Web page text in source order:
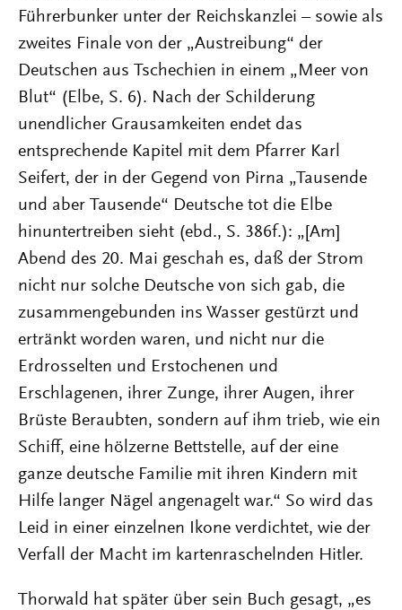
Führerbunker unter der Reichskanzlei – sowie als
zweites Finale von der „Austreibung“ der
Deutschen aus Tschechien in einem „Meer von
Blut“ (Elbe, S. 6). Nach der Schilderung
unendlicher Grausamkeiten endet das
entsprechende Kapitel mit dem Pfarrer Karl
Seifert, der in der Gegend von Pirna „Tausende
und aber Tausende“ Deutsche tot die Elbe
hinuntertreiben sieht (ebd., S. 386f.): „[Am]
Abend des 20. Mai geschah es, daß der Strom
nicht nur solche Deutsche von sich gab, die
zusammengebunden ins Wasser gestürzt und
ertränkt worden waren, und nicht nur die
Erdrosselten und Erstochenen und
Erschlagenen, ihrer Zunge, ihrer Augen, ihrer
Brüste Beraubten, sondern auf ihm trieb, wie ein
Schiff, eine hölzerne Bettstelle, auf der eine
ganze deutsche Familie mit ihren Kindern mit
Hilfe langer Nägel angenagelt war.“ So wird das
Leid in einer einzelnen Ikone verdichtet, wie der
Verfall der Macht im kartenraschelnden Hitler.
Thorwald hat später über sein Buch gesagt, „es